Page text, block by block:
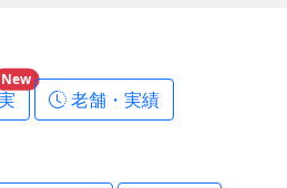
New
老舗・実績